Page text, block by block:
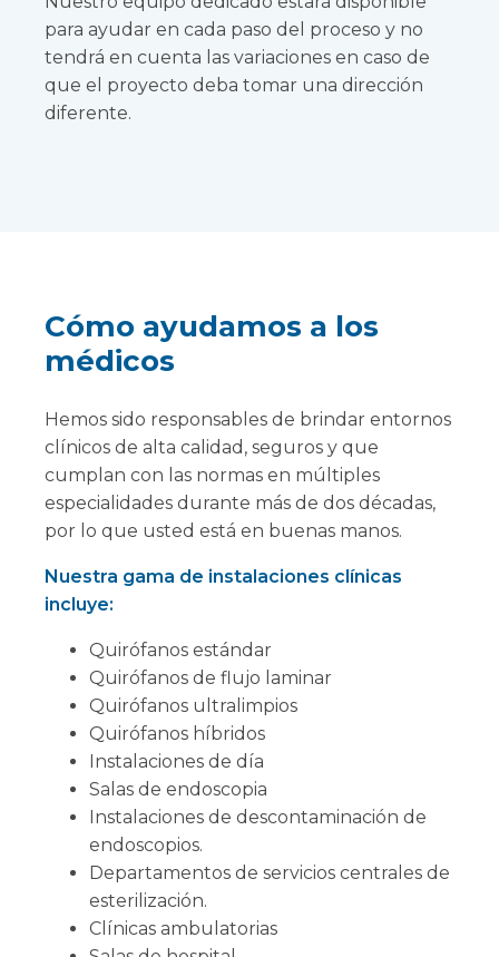
para ayudar en cada paso del proceso y no
tendrá en cuenta las variaciones en caso de
que el proyecto deba tomar una dirección
diferente.
Cómo ayudamos a los
médicos
Hemos sido responsables de brindar entornos
clínicos de alta calidad, seguros y que
cumplan con las normas en múltiples
especialidades durante más de dos décadas,
por lo que usted está en buenas manos.
Nuestra gama de instalaciones clínicas
incluye:
Quirófanos estándar
Quirófanos de flujo laminar
Quirófanos ultralimpios
Quirófanos híbridos
Instalaciones de día
Salas de endoscopia
Instalaciones de descontaminación de
endoscopios.
Departamentos de servicios centrales de
esterilización.
Clínicas ambulatorias